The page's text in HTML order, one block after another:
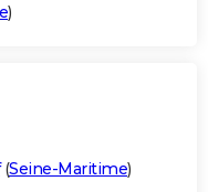
)
(Seine-Maritime)